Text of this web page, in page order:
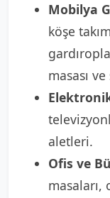
Mobilya
köşe
masası
aletleri.
Ofis ve